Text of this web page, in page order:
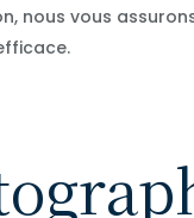
nous vous